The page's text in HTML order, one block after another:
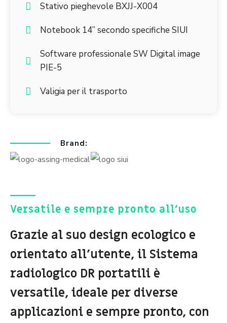
Stativo pieghevole BXJJ-X004
Notebook 14” secondo specifiche SIUI
Software professionale SW Digital image
PIE-5
Valigia per il trasporto
Brand:
Versatile e sempre pronto all'uso
Grazie al suo design ecologico e
orientato all’utente, il Sistema
radiologico DR portatili è
versatile, ideale per diverse
applicazioni e sempre pronto, con